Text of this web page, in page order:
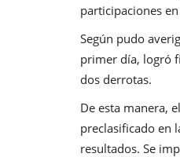
participaciones
Según pudo
primer día, logró
dos derrotas.
De esta manera,
preclasificado en
resultados. Se